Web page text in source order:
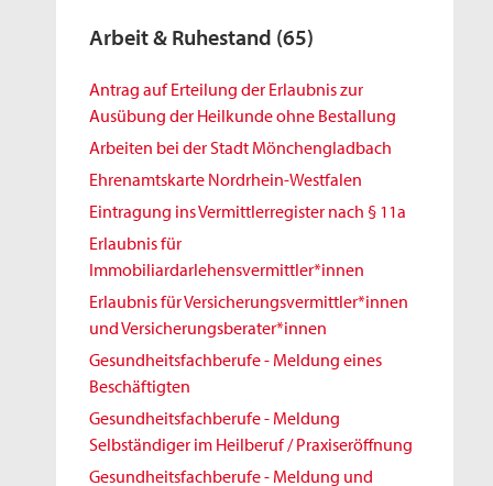
Arbeit & Ruhestand (65)
Antrag auf Erteilung der Erlaubnis zur
Ausübung der Heilkunde ohne Bestallung
Arbeiten bei der Stadt Mönchengladbach
Ehrenamtskarte Nordrhein-Westfalen
Eintragung ins Vermittlerregister nach § 11a
Erlaubnis für
Immobiliardarlehensvermittler*innen
Erlaubnis für Versicherungsvermittler*innen
und Versicherungsberater*innen
Gesundheitsfachberufe - Meldung eines
Beschäftigten
Gesundheitsfachberufe - Meldung
Selbständiger im Heilberuf / Praxiseröffnung
Gesundheitsfachberufe - Meldung und